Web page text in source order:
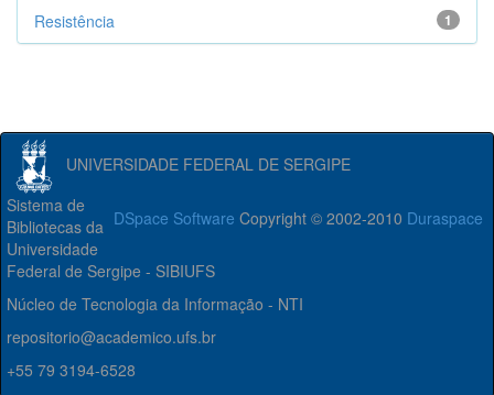
1
Resistência
UNIVERSIDADE FEDERAL DE SERGIPE
DSpace Software Copyright © 2002-2010 Duraspace
Sistema de
Bibliotecas da
Universidade
Federal de Sergipe - SIBIUFS
Núcleo de Tecnologia da Informação - NTI
repositorio@academico.ufs.br
+55 79 3194-6528